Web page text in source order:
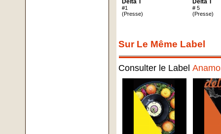
Delta T
#1
(Presse)
Delta T
# 5
(Presse)
Sur Le Même Label
Consulter le Label